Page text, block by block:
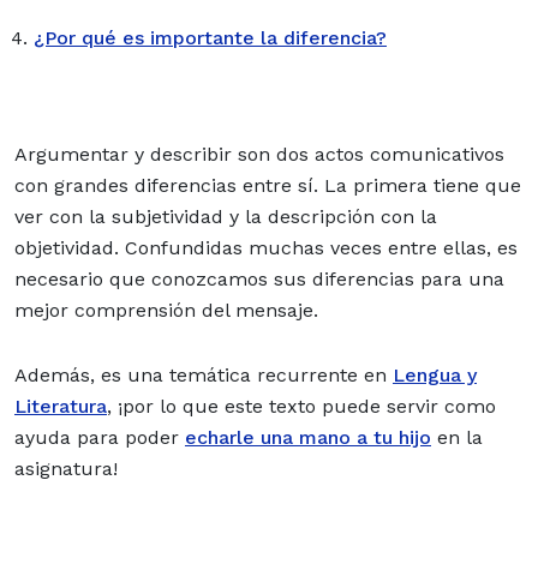
¿Por qué es importante la diferencia?
Argumentar y describir son dos actos comunicativos
con grandes diferencias entre sí. La primera tiene que
ver con la subjetividad y la descripción con la
objetividad. Confundidas muchas veces entre ellas, es
necesario que conozcamos sus diferencias para una
mejor comprensión del mensaje.
Además, es una temática recurrente en Lengua y
Literatura, ¡por lo que este texto puede servir como
ayuda para poder echarle una mano a tu hijo en la
asignatura!